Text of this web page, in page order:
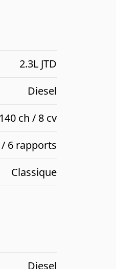
2.3L JTD
Diesel
140 ch / 8 cv
6 rapports
Classique
Diesel